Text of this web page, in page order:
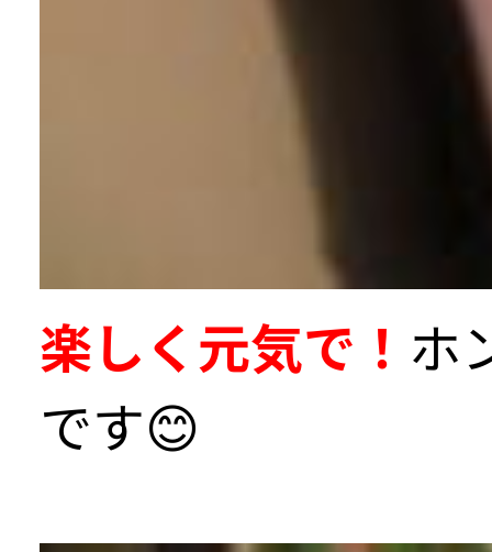
楽しく元気で！
です😊